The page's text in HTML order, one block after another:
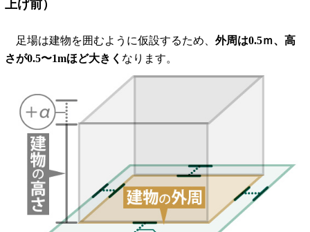
上げ前）
足場は建物を囲むように仮設するため、 外周は0.5ｍ、高
さが0.5〜1mほど大きく なります。